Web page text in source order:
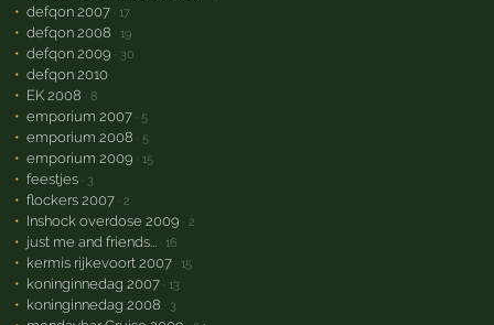
defqon 2007 · 17
defqon 2008 · 19
defqon 2009 · 30
defqon 2010
EK 2008
· 8
emporium 2007 · 5
emporium 2008 · 5
emporium 2009 · 15
feestjes · 3
flockers 2007 · 2
Inshock overdose 2009 · 2
just me and friends... · 16
kermis rijkevoort 2007 · 15
koninginnedag 2007 · 13
koninginnedag 2008 · 3